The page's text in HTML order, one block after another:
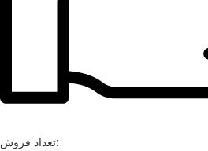
تعداد فروش: